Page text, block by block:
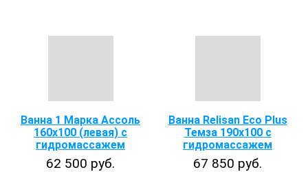
Ванна 1 Марка Ассоль
160х100 (левая) с
гидромассажем
62 500 руб.
Ванна Relisan Eco Plus
Темза 190х100 с
гидромассажем
67 850 руб.